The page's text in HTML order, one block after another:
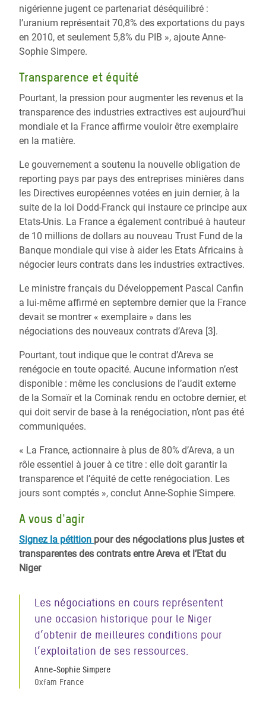
nigérienne jugent ce partenariat déséquilibré :
l’uranium représentait 70,8% des exportations du pays
en 2010, et seulement 5,8% du PIB », ajoute Anne-
Sophie Simpere.
Transparence et équité
Pourtant, la pression pour augmenter les revenus et la
transparence des industries extractives est aujourd’hui
mondiale et la France affirme vouloir être exemplaire
en la matière.
Le gouvernement a soutenu la nouvelle obligation de
reporting pays par pays des entreprises minières dans
les Directives européennes votées en juin dernier, à la
suite de la loi Dodd-Franck qui instaure ce principe aux
Etats-Unis. La France a également contribué à hauteur
de 10 millions de dollars au nouveau Trust Fund de la
Banque mondiale qui vise à aider les Etats Africains à
négocier leurs contrats dans les industries extractives.
Le ministre français du Développement Pascal Canfin
a lui-même affirmé en septembre dernier que la France
devait se montrer « exemplaire » dans les
négociations des nouveaux contrats d’Areva [3].
Pourtant, tout indique que le contrat d’Areva se
renégocie en toute opacité. Aucune information n’est
disponible : même les conclusions de l’audit externe
de la Somaïr et la Cominak rendu en octobre dernier, et
qui doit servir de base à la renégociation, n’ont pas été
communiquées.
« La France, actionnaire à plus de 80% d’Areva, a un
rôle essentiel à jouer à ce titre : elle doit garantir la
transparence et l’équité de cette renégociation. Les
jours sont comptés », conclut Anne-Sophie Simpere.
A vous d'agir
Signez la pétition pour des négociations plus justes et
transparentes des contrats entre Areva et l’Etat du
Niger
Les négociations en cours représentent
une occasion historique pour le Niger
d’obtenir de meilleures conditions pour
l’exploitation de ses ressources.
Anne-Sophie Simpere
Oxfam France